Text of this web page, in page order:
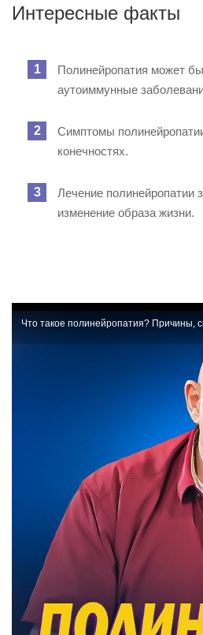
Интересные факты
Полинейропатия может
аутоиммунные
Симптомы
конечностях.
Лечение полинейропатии
изменение образа жизни.
Что такое полинейропатия? Причины,